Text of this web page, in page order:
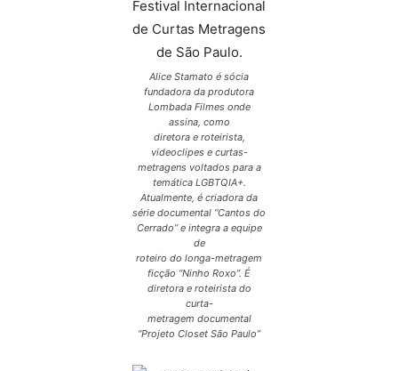
Alice Stamato é sócia
fundadora da produtora
Lombada Filmes onde
assina, como
diretora e roteirista,
videoclipes e curtas-
metragens voltados para a
temática LGBTQIA+.
Atualmente, é criadora da
série documental “Cantos do
Cerrado” e integra a equipe
de
roteiro do longa-metragem
ficção “Ninho Roxo”. É
diretora e roteirista do
curta-
metragem documental
“Projeto Closet São Paulo”